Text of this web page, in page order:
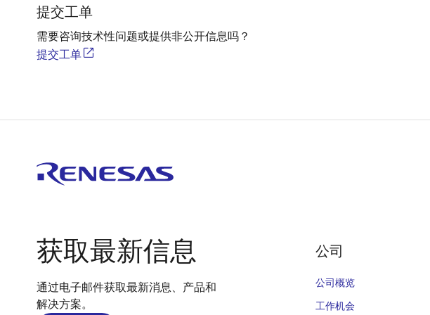
提交工单
需要咨询技术性问题或提供非公开信息吗？
提交工单
获取最新信息
通过电子邮件获取最新消息、产品和
解决方案。
公司
公司概览
工作机会